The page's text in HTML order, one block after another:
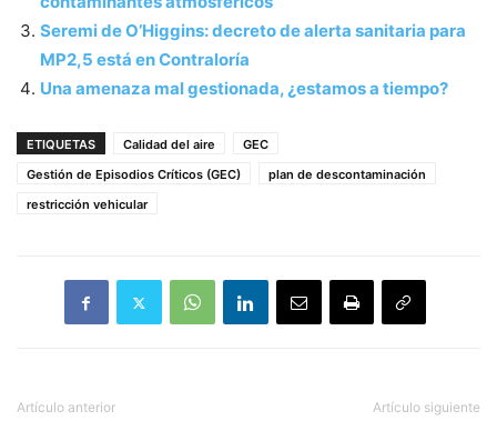
Seremi de O’Higgins: decreto de alerta sanitaria para
MP2,5 está en Contraloría
Una amenaza mal gestionada, ¿estamos a tiempo?
ETIQUETAS Calidad del aire
GEC
Gestión de Episodios Críticos (GEC)
plan de descontaminación
restricción vehicular
Artículo anterior Artículo siguiente